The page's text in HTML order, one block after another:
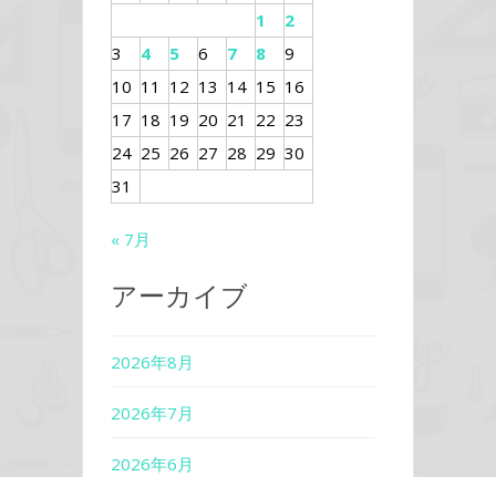
1
2
3
4 5 6 7 8
9
10 11 12 13 14 15 16
17 18 19 20 21 22 23
24 25 26 27 28 29 30
31
« 7月
アーカイブ
2026年8月
2026年7月
2026年6月